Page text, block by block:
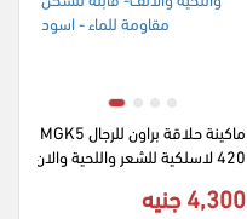
ماكينة حلاقة براون للرجال MGK5
420 لاسلكية للشعر واللحية والان
سود
4,300 جنيه